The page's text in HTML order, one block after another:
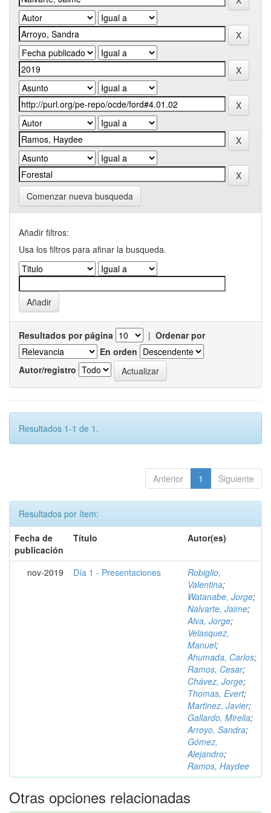
Comenzar nueva busqueda
Añadir filtros:
Usa los filtros para afinar la busqueda.
Resultados por página | Ordenar por
En orden
Autor/registro
Resultados 1-1 de 1.
Anterior 1 Siguiente
Resultados por ítem:
Fecha de
publicación
Título Autor(es)
nov-2019 Día 1 - Presentaciones
Robiglio,
Valentina;
Watanabe, Jorge;
Nalvarte, Jaime;
Alva, Jorge;
Velasquez,
Manuel;
Ahumada, Carlos;
Ramos, Cesar;
Chávez, Jorge;
Thomas, Evert;
Martinez, Javier;
Gallardo, Mirella;
Arroyo, Sandra;
Gómez,
Alejandro;
Ramos, Haydee
Otras opciones relacionadas